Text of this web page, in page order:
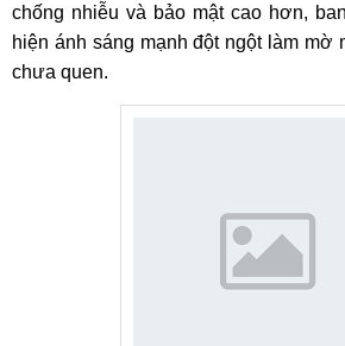
chống nhiễu và bảo mật cao hơn,
hiện ánh sáng mạnh đột ngột làm mờ
chưa quen.